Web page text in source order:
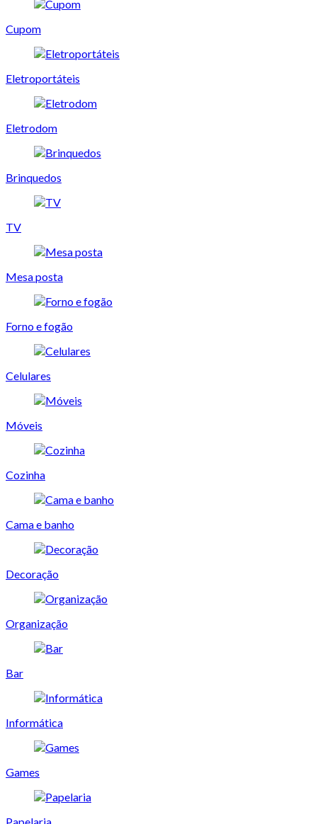
Cupom
Eletroportáteis
Eletrodom
Brinquedos
TV
Mesa posta
Forno e fogão
Celulares
Móveis
Cozinha
Cama e banho
Decoração
Organização
Bar
Informática
Games